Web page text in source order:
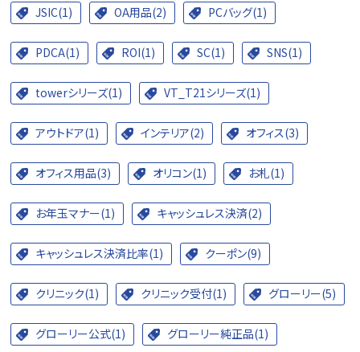
JSIC(1) OA用品(2) PCバッグ(1)
PDCA(1) ROI(1) SC(1) SNS(1)
towerシリーズ(1) VT_T21シリーズ(1)
アウトドア(1) インテリア(2) オフィス(3)
オフィス用品(3) オリコン(1) お札(1)
お年玉マナー(1) キャッシュレス決済(2)
キャッシュレス決済比率(1) クーポン(9)
クリニック(1) クリニック受付(1) グローリー(5)
グローリー公式(1) グローリー純正品(1)